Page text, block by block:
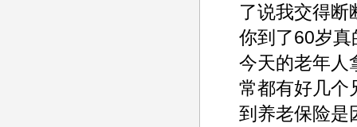
了说我交得
你到了60岁
今天的老年人
常都有好几个
到养老保险是